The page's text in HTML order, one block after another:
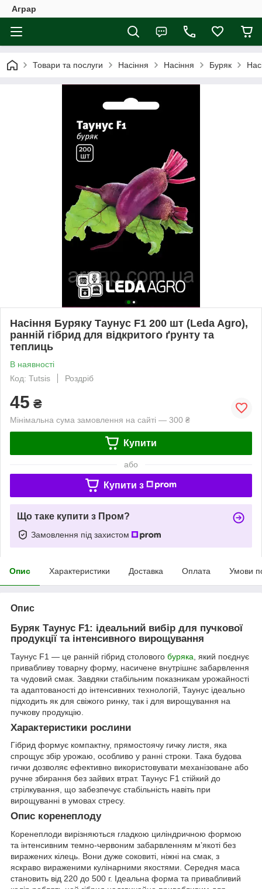
Аграр
Товари та послуги Насіння Насіння Буряк
Насіння Буряку Таунус F1 200 шт (Leda Agro),
ранній гібрид для відкритого ґрунту та
теплиць
В наявності
Код: Tutsis
Роздріб
45 ₴
Мінімальна сума замовлення на сайті — 300 ₴
Купити
або
Купити з
Що таке купити з Пром?
Замовлення під захистом
Опис Характеристики Доставка Оплата Умови
Опис
Буряк Таунус F1: ідеальний вибір для пучкової
продукції та інтенсивного вирощування
Таунус F1 — це ранній гібрид столового буряка , який поєднує
привабливу товарну форму, насичене внутрішнє забарвлення
та чудовий смак. Завдяки стабільним показникам урожайності
та адаптованості до інтенсивних технологій, Таунус ідеально
підходить як для свіжого ринку, так і для вирощування на
пучкову продукцію.
Характеристики рослини
Гібрид формує компактну, прямостоячу гичку листя, яка
спрощує збір урожаю, особливо у ранні строки. Така будова
гички дозволяє ефективно використовувати механізоване або
ручне збирання без зайвих втрат. Таунус F1 стійкий до
стрілкування, що забезпечує стабільність навіть при
вирощуванні в умовах стресу.
Опис коренеплоду
Коренеплоди вирізняються гладкою циліндричною формою
та інтенсивним темно-червоним забарвленням м’якоті без
виражених кілець. Вони дуже соковиті, ніжні на смак, з
яскраво вираженими кулінарними якостями. Середня маса
становить від 220 до 500 г. Ідеальна форма та привабливий